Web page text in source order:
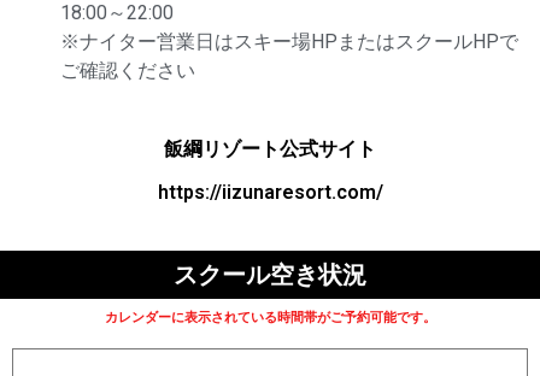
18:00～22:00
※ナイター営業日はスキー場HPまたはスクールHPで
ご確認ください
飯綱リゾート公式サイト
https://iizunaresort.com/
スクール空き状況
カレンダーに表示されている時間帯がご予約可能です。